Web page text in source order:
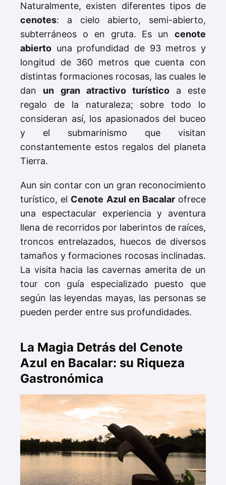
Naturalmente, existen diferentes tipos de
cenotes: a cielo abierto, semi-abierto,
subterráneos o en gruta. Es un cenote
abierto una profundidad de 93 metros y
longitud de 360 metros que cuenta con
distintas formaciones rocosas, las cuales le
dan un gran atractivo turístico a este
regalo de la naturaleza; sobre todo lo
consideran así, los apasionados del buceo
y el submarinismo que visitan
constantemente estos regalos del planeta
Tierra.
Aun sin contar con un gran reconocimiento
turístico, el Cenote Azul en Bacalarofrece
una espectacular experiencia y aventura
llena de recorridos por laberintos de raíces,
troncos entrelazados, huecos de diversos
tamaños y formaciones rocosas inclinadas.
La visita hacia las cavernas amerita de un
tour con guía especializado puesto que
según las leyendas mayas, las personas se
pueden perder entre sus profundidades.
La Magia Detrás del Cenote
Azul en Bacalar: su Riqueza
Gastronómica